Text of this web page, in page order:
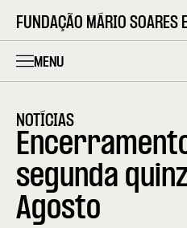
FUNDAÇÃO MÁRIO SOARES
MENU
NOTÍCIAS
segunda
Agosto